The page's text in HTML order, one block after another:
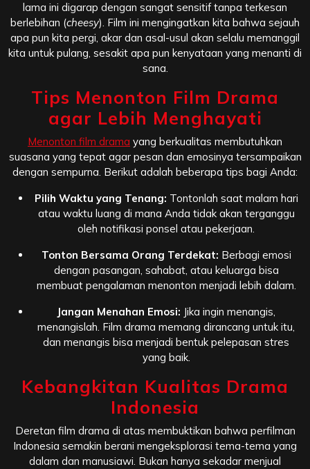
lama ini digarap dengan sangat sensitif tanpa terkesan
berlebihan (cheesy). Film ini mengingatkan kita bahwa sejauh
apa pun kita pergi, akar dan asal-usul akan selalu memanggil
kita untuk pulang, sesakit apa pun kenyataan yang menanti di
sana.
Tips Menonton Film Drama
agar Lebih Menghayati
Menonton film drama yang berkualitas membutuhkan
suasana yang tepat agar pesan dan emosinya tersampaikan
dengan sempurna. Berikut adalah beberapa tips bagi Anda:
Pilih Waktu yang Tenang: Tontonlah saat malam hari
atau waktu luang di mana Anda tidak akan terganggu
oleh notifikasi ponsel atau pekerjaan.
Tonton Bersama Orang Terdekat: Berbagi emosi
dengan pasangan, sahabat, atau keluarga bisa
membuat pengalaman menonton menjadi lebih dalam.
Jangan Menahan Emosi: Jika ingin menangis,
menangislah. Film drama memang dirancang untuk itu,
dan menangis bisa menjadi bentuk pelepasan stres
yang baik.
Kebangkitan Kualitas Drama
Indonesia
Deretan film drama di atas membuktikan bahwa perfilman
Indonesia semakin berani mengeksplorasi tema-tema yang
dalam dan manusiawi. Bukan hanya sekadar menjual